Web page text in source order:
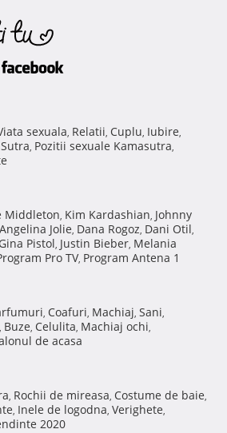
sexuala, Relatii, Cuplu, Iubire,
, Pozitii sexuale Kamasutra,
Middleton, Kim Kardashian, Johnny
Angelina Jolie, Dana Rogoz, Dani Otil,
Gina Pistol, Justin Bieber, Melania
Pro TV, Program Antena 1
, Coafuri, Machiaj, Sani,
, Buze, Celulita, Machiaj ochi,
de acasa
, Rochii de mireasa, Costume de baie,
, Inele de logodna, Verighete,
2020